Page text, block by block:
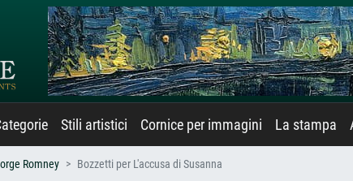
Stili artistici Cornice per immagini La stampa
Romney Bozzetti per L'accusa di Susanna